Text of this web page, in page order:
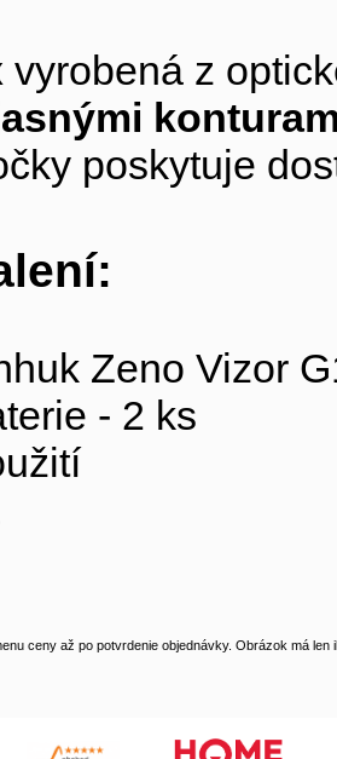
vyrobená z
poskytuje
Zeno Vizor
- 2 ks
ceny až po potvrdenie objednávky. Obrázok má len